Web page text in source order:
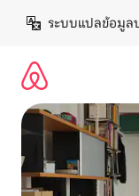
เนื้อหา
ระบบแปลข้อมูล